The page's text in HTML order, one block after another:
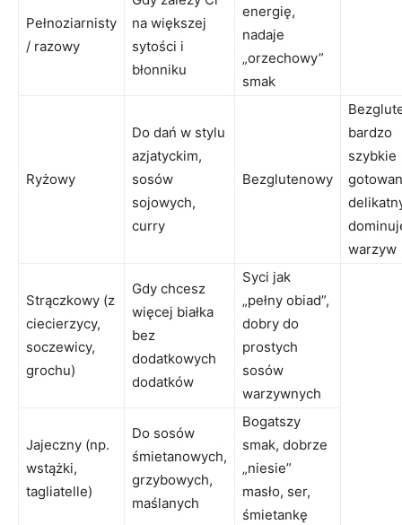
Pełnoziarnisty
/ razowy
na większej
sytości i
błonniku
energię,
nadaje
„orzechowy”
smak
Ryżowy
Do dań w stylu
azjatyckim,
sosów
sojowych,
curry
Bezglutenowy
bardzo
szybkie
warzyw
Strączkowy (z
ciecierzycy,
soczewicy,
grochu)
Gdy chcesz
więcej białka
bez
dodatkowych
dodatków
Syci jak
„pełny obiad”,
dobry do
prostych
sosów
warzywnych
Jajeczny (np.
wstążki,
tagliatelle)
Do sosów
śmietanowych,
grzybowych,
maślanych
Bogatszy
smak, dobrze
„niesie”
masło, ser,
śmietankę